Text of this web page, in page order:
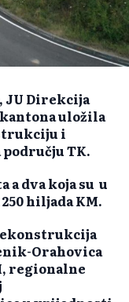
JU Direkcija
uložila
i
TK.
a dva koja su u
hiljada KM.
Orahovica
regionalne